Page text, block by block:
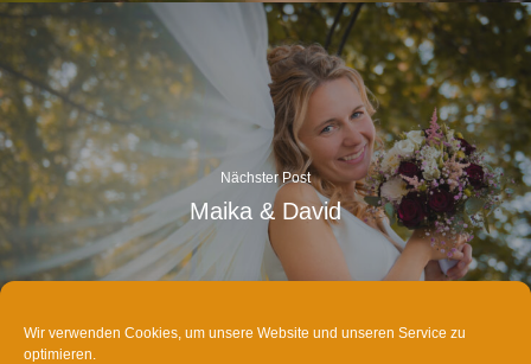
Wir verwenden Cookies, um unsere Website und unseren Service zu
optimieren.
Nächster Post
Maika & David